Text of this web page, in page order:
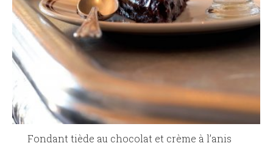
Fondant tiède au chocolat et crème à l’anis